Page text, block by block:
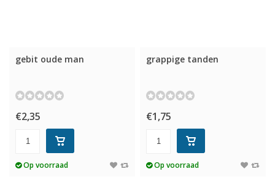
gebit oude man
€2,35
Op voorraad
grappige tanden
€1,75
Op voorraad